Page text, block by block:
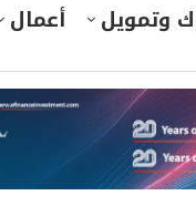
وتمويل أعمال